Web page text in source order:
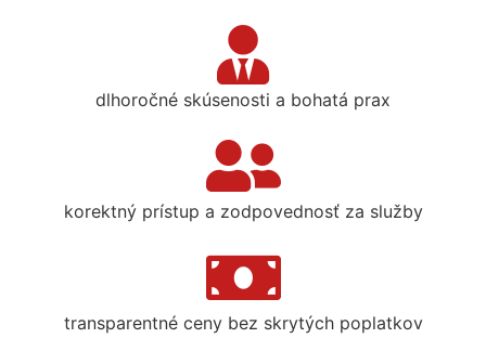
dlhoročné skúsenosti a bohatá prax
korektný prístup a zodpovednosť za služby
transparentné ceny bez skrytých poplatkov